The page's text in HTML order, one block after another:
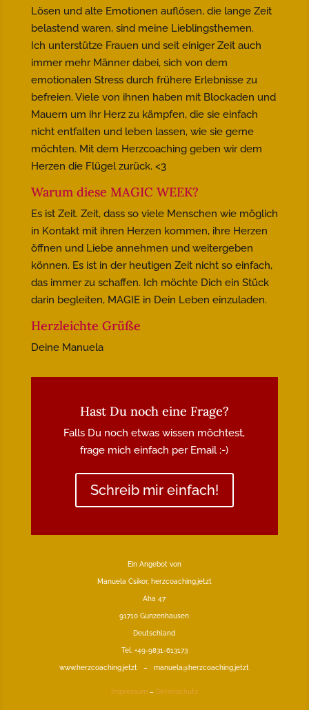
Lösen und alte Emotionen auflösen, die lange Zeit
belastend waren, sind meine Lieblingsthemen.
Ich unterstütze Frauen und seit einiger Zeit auch
immer mehr Männer dabei, sich von dem
emotionalen Stress durch frühere Erlebnisse zu
befreien. Viele von ihnen haben mit Blockaden und
Mauern um ihr Herz zu kämpfen, die sie einfach
nicht entfalten und leben lassen, wie sie gerne
möchten. Mit dem Herzcoaching geben wir dem
Herzen die Flügel zurück. <3
Warum diese MAGIC WEEK?
Es ist Zeit. Zeit, dass so viele Menschen wie möglich
in Kontakt mit ihren Herzen kommen, ihre Herzen
öffnen und Liebe annehmen und weitergeben
können. Es ist in der heutigen Zeit nicht so einfach,
das immer zu schaffen. Ich möchte Dich ein Stück
darin begleiten, MAGIE in Dein Leben einzuladen.
Herzleichte Grüße
Deine Manuela
Hast Du noch eine Frage?
Falls Du noch etwas wissen möchtest,
frage mich einfach per Email :-)
Schreib mir einfach!
Ein Angebot von
Manuela Csikor, herzcoaching.jetzt
Aha 47
91710 Gunzenhausen
Deutschland
Tel. +49-9831-613173
www.herzcoaching.jetzt – manuela@herzcoaching.jetzt
Impressum – Datenschutz